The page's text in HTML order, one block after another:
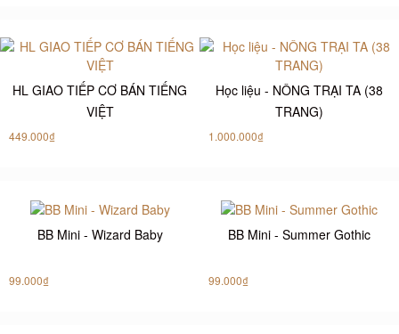
HL GIAO TIẾP CƠ BÁN TIẾNG
VIỆT
449.000₫
Học liệu - NÔNG TRẠI TA (38
TRANG)
1.000.000₫
BB Mini - Wizard Baby
99.000₫
BB Mini - Summer Gothic
99.000₫